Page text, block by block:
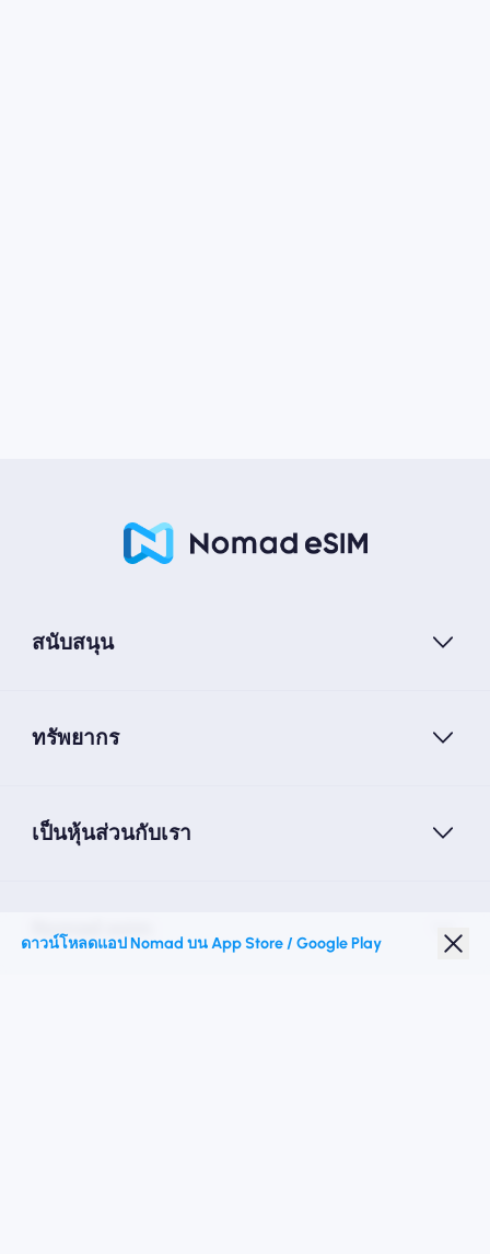
สนับสนุน
ทรัพยากร
เป็นหุ้นส่วนกับเรา
Nomad esim
ดาวน์โหลดแอป Nomad บน App Store / Google Play